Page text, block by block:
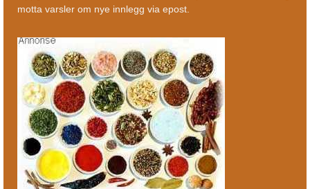
motta varsler om nye innlegg via epost.